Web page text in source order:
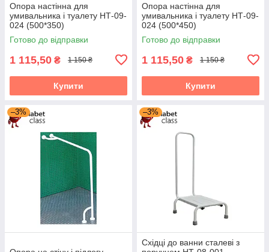
Опора настінна для
умивальника і туалету НТ-09-
024 (500*350)
Готово до відправки
1 115,50 ₴ 1 150 ₴
Купити
Опора настінна для
умивальника і туалету НТ-09-
024 (500*450)
Готово до відправки
1 115,50 ₴ 1 150 ₴
Купити
–3% –3%
Східці до ванни сталеві з